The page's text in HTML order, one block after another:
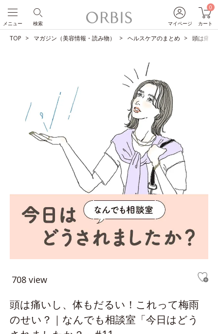
マイページ
0
カート
検索
メニュー
TOP マガジン（美容情報・読み物） ヘルスケアのまとめ 頭は痛い
708 view
頭は痛いし、体もだるい！これって梅雨
のせい？｜なんでも相談室「今日はどう